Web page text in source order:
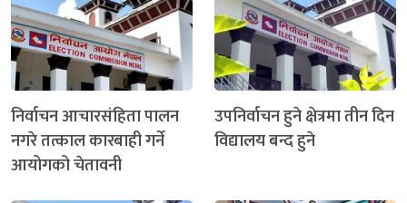
निर्वाचन आचारसंहिता पालन
नगरे तत्काल कारबाही गर्ने
आयोगको चेतावनी
उपनिर्वाचन हुने क्षेत्रमा तीन दिन
विद्यालय बन्द हुने